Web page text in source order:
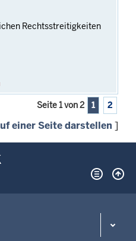
Rechtsstreitigkeiten
Seite 1 von 2 1 2
einer Seite darstellen ]